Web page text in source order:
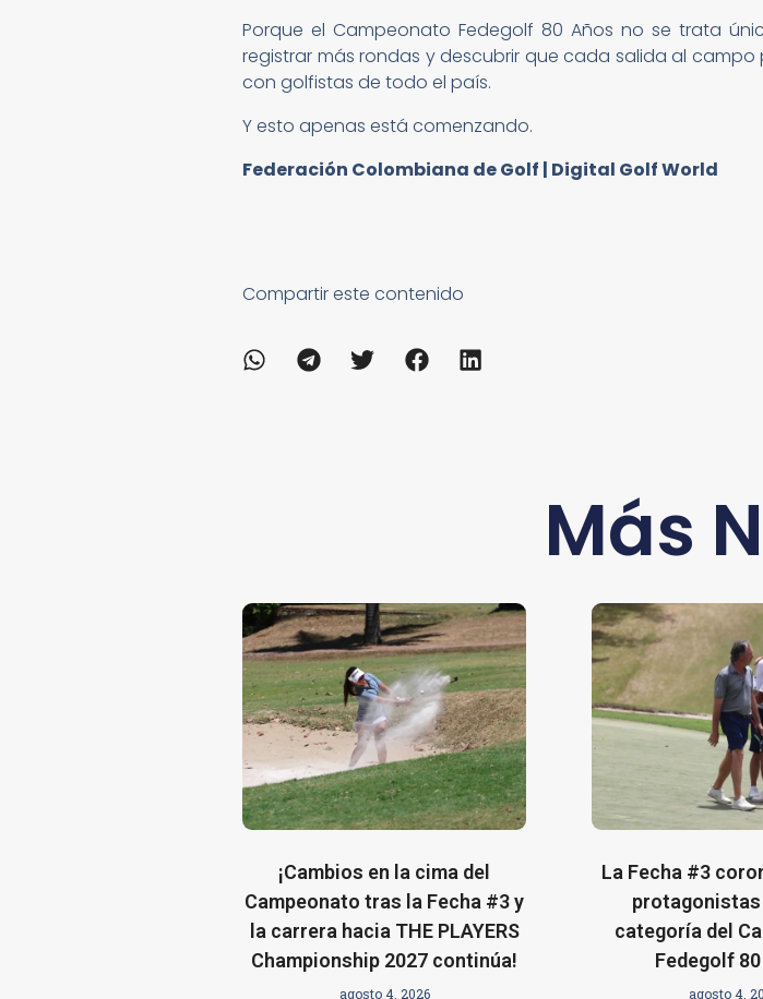
Porque el Campeonato Fedegolf 80 Años no se trata
registrar más rondas y descubrir que cada salida al
con golfistas de todo el país.
Y esto apenas está comenzando.
Federación Colombiana de Golf | Digital Golf World
Compartir este contenido
Más
¡Cambios en la cima del
Campeonato tras la Fecha #3 y
la carrera hacia THE PLAYERS
Championship 2027 continúa!
agosto 4, 2026
La Fecha #3
protagonistas
categoría del
Fedegolf
agosto 4,